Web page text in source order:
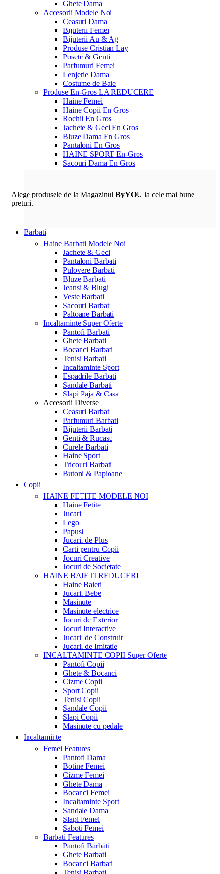
Ghete Dama
Accesorii Modele Noi
Ceasuri Dama
Bijuterii Femei
Bijuterii Au & Ag
Produse Cristian Lay
Posete & Genti
Parfumuri Femei
Lenjerie Dama
Costume de Baie
Produse En-Gros LA REDUCERE
Haine Femei
Haine Copii En Gros
Rochii En Gros
Jachete & Geci En Gros
Bluze Dama En Gros
Pantaloni En Gros
HAINE SPORT En-Gros
Sacouri Dama En Gros
Alege produsele de la Magazinul ByYOU la cele mai bune
preturi.
Barbati
Haine Barbati Modele Noi
Jachete & Geci
Pantaloni Barbati
Pulovere Barbati
Bluze Barbati
Jeansi & Blugi
Veste Barbati
Sacouri Barbati
Paltoane Barbati
Incaltaminte Super Oferte
Pantofi Barbati
Ghete Barbati
Bocanci Barbati
Tenisi Barbati
Incaltaminte Sport
Espadrile Barbati
Sandale Barbati
Slapi Paja & Casa
Accesorii Diverse
Ceasuri Barbati
Parfumuri Barbati
Bijuterii Barbati
Genti & Rucasc
Curele Barbati
Haine Sport
Tricouri Barbati
Butoni & Papioane
Copii
HAINE FETITE MODELE NOI
Haine Fetite
Jucarii
Lego
Papusi
Jucarii de Plus
Carti pentru Copii
Jocuri Creative
Jocuri de Societate
HAINE BAIETI REDUCERI
Haine Baieti
Jucarii Bebe
Masinute
Masinute electrice
Jocuri de Exterior
Jocuri Interactive
Jucarii de Construit
Jucarii de Imitatie
INCALTAMINTE COPII Super Oferte
Pantofi Copii
Ghete & Bocanci
Cizme Copii
Sport Copii
Tenisi Copii
Sandale Copii
Slapi Copii
Masinute cu pedale
Incaltaminte
Femei Features
Pantofi Dama
Botine Femei
Cizme Femei
Ghete Dama
Bocanci Femei
Incaltaminte Sport
Sandale Dama
Slapi Femei
Saboti Femei
Barbati Features
Pantofi Barbati
Ghete Barbati
Bocanci Barbati
Tenisi Barbati